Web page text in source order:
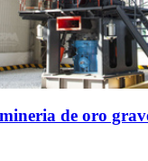
de oro